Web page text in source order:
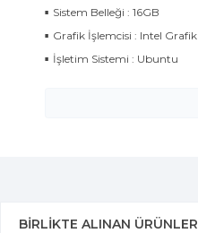
Sistem Belleği : 16GB
Grafik İşlemcisi : Intel Grafik
İşletim Sistemi : Ubuntu
BIRLIKTE ALINAN ÜRÜNLER